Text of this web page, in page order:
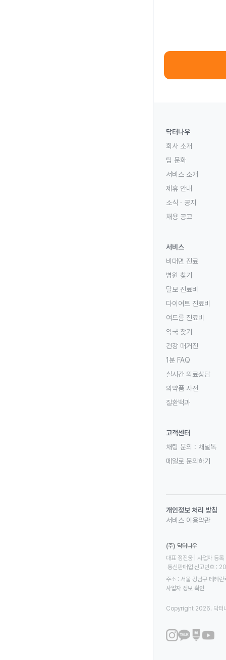
닥터나우
회사 소개
팀 문화
서비스 소개
제휴 안내
소식 · 공지
채용 공고
서비스
비대면 진료
병원 찾기
탈모 진료비
다이어트 진료비
여드름 진료비
약국 찾기
건강 매거진
1분 FAQ
실시간 의료상담
의약품 사전
질환백과
고객센터
채팅 문의 : 채널톡
메일로 문의하기
개인정보 처리 방침
서비스 이용약관
(주) 닥터나우
대표 정진웅 | 사업자
통신판매업 신고번호
주소 : 서울 강남구 테헤
사업자 정보 확인
Copyright 2026. 닥터